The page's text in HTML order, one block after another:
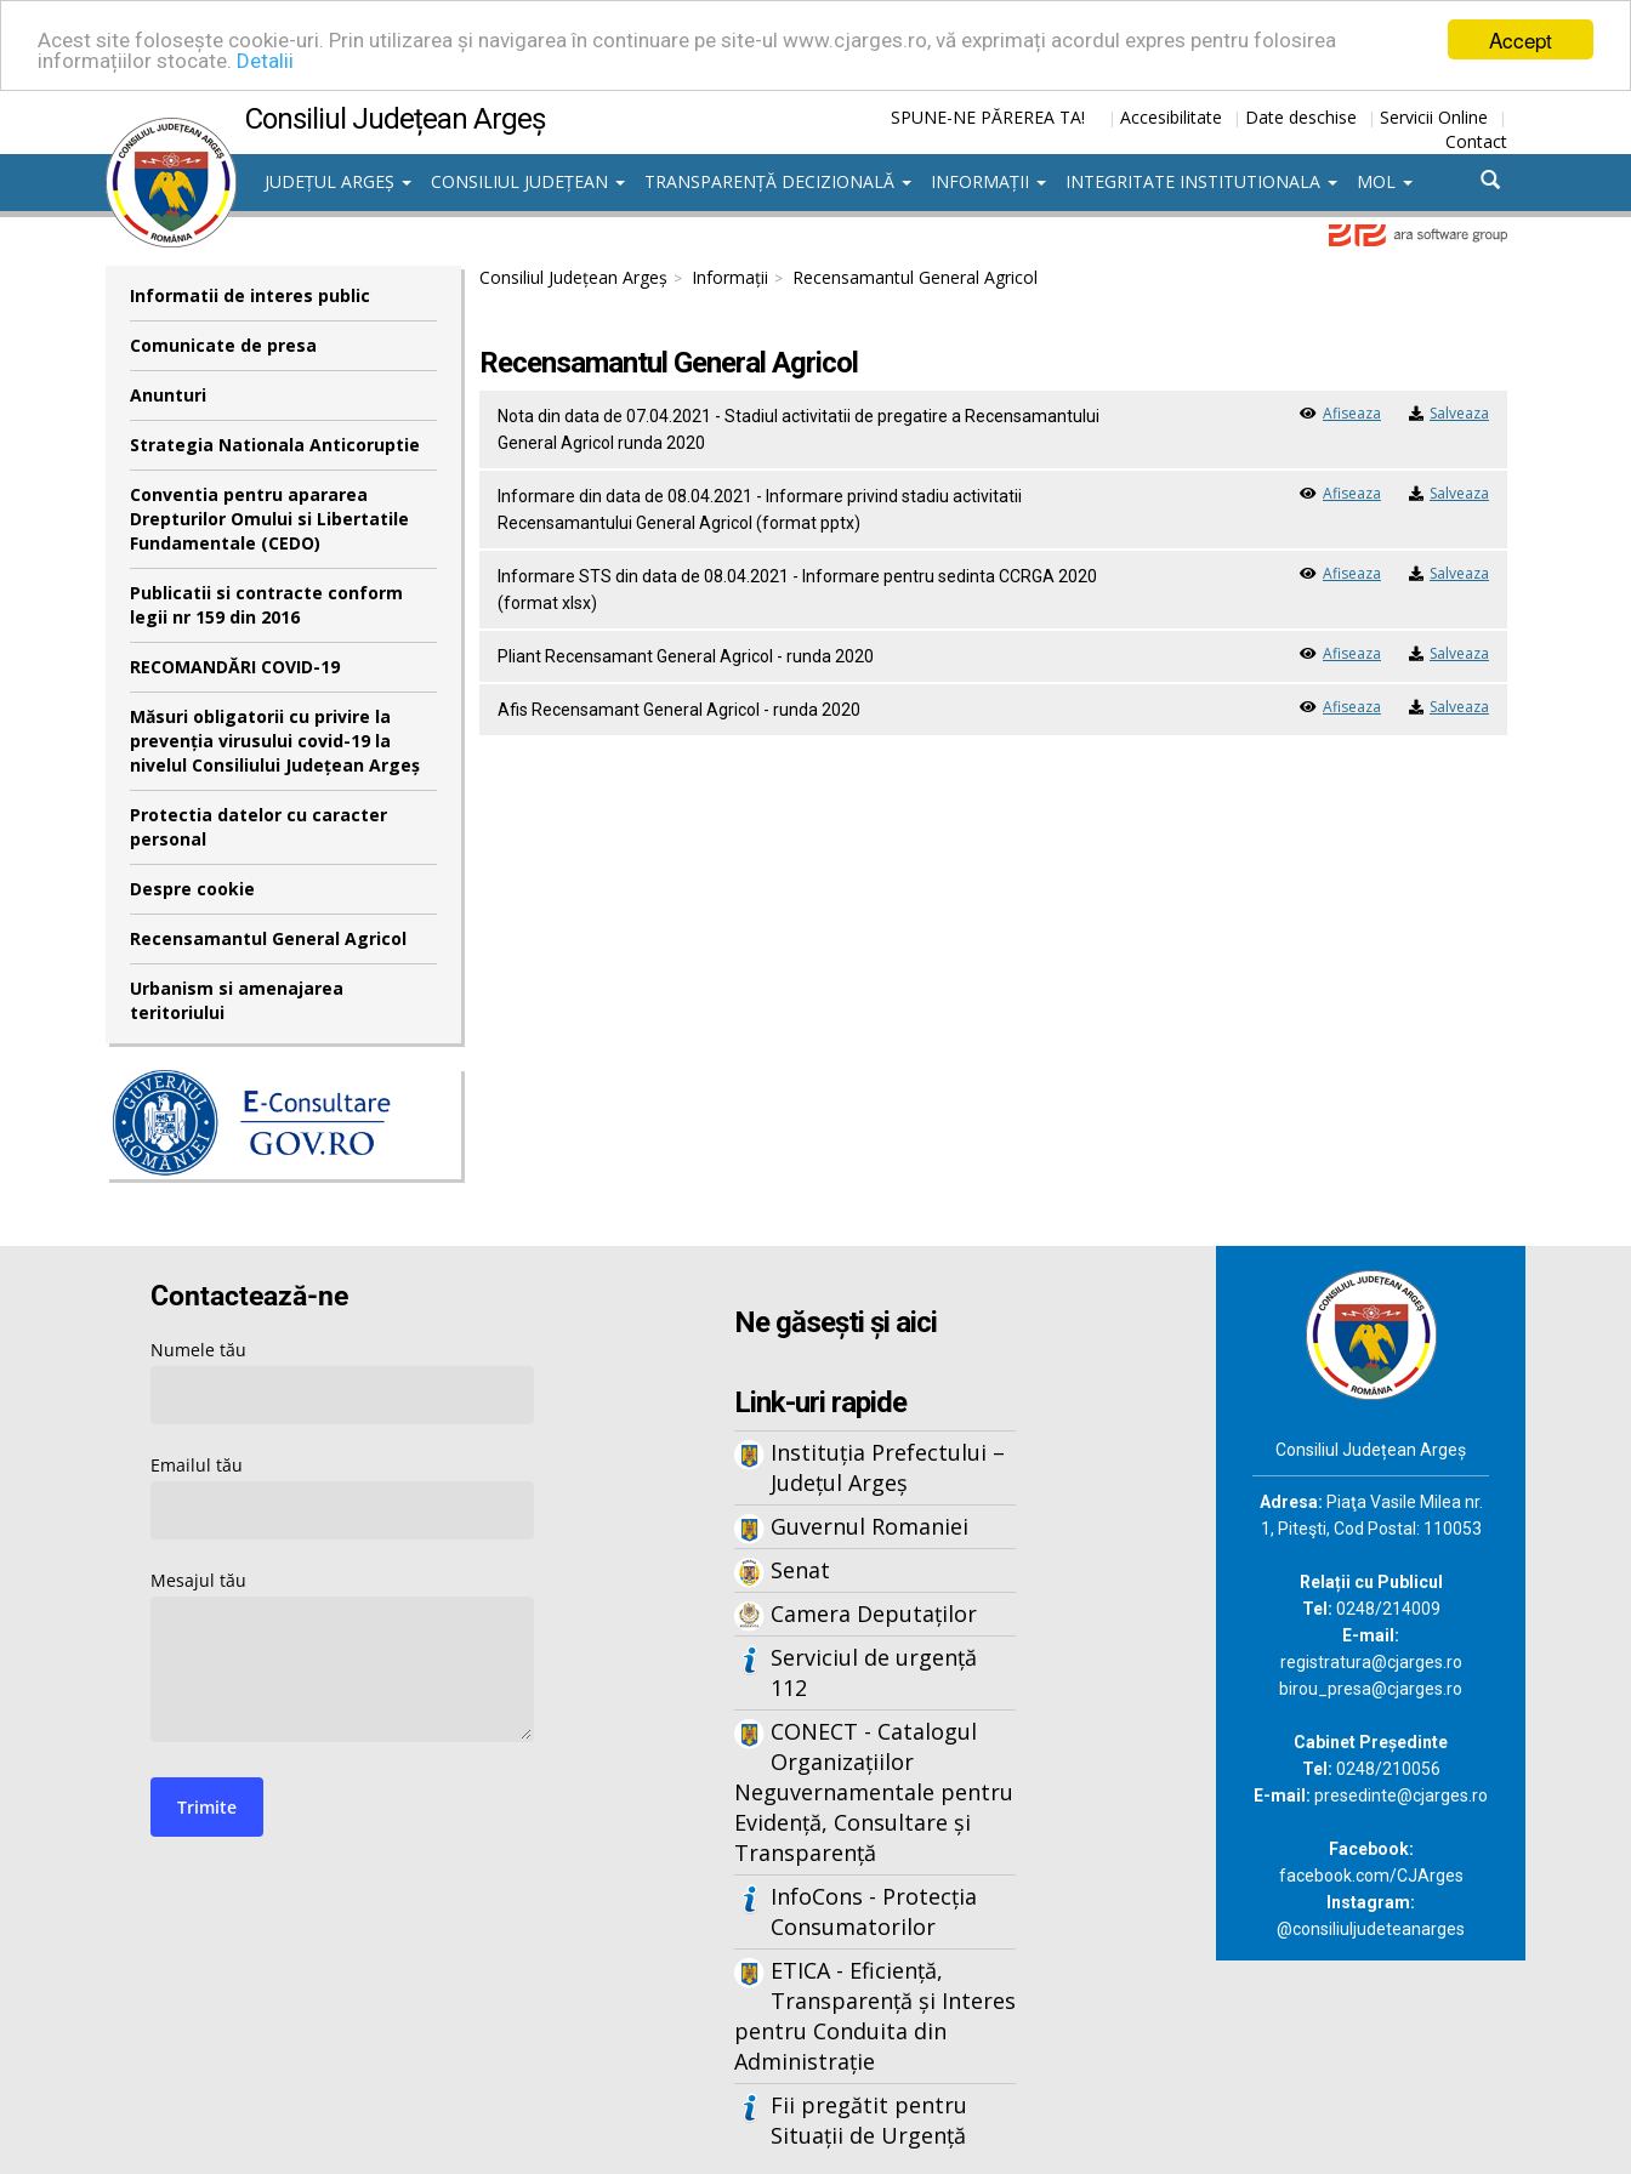
Accept
Acest site folosește cookie-uri. Prin utilizarea și navigarea în continuare pe site-ul www.cjarges.ro, vă exprimați acordul expres pentru folosirea
informațiilor stocate. Detalii
Consiliul Județean Argeș SPUNE-NE PĂREREA TA! | Accesibilitate | Date deschise | Servicii Online |
Contact
JUDEȚUL ARGEȘ
CONSILIUL JUDEȚEAN TRANSPARENȚĂ DECIZIONALĂ INFORMAȚII INTEGRITATE INSTITUTIONALA MOL
Informatii de interes public
Comunicate de presa
Anunturi
Strategia Nationala Anticoruptie
Conventia pentru apararea
Drepturilor Omului si Libertatile
Fundamentale (CEDO)
Publicatii si contracte conform
legii nr 159 din 2016
RECOMANDĂRI COVID-19
Măsuri obligatorii cu privire la
prevenția virusului covid-19 la
nivelul Consiliului Județean Argeș
Protectia datelor cu caracter
personal
Despre cookie
Recensamantul General Agricol
Urbanism si amenajarea
teritoriului
Consiliul Județean Argeș Informații Recensamantul General Agricol
Recensamantul General Agricol
Nota din data de 07.04.2021 - Stadiul activitatii de pregatire a Recensamantului
General Agricol runda 2020
Afiseaza Salveaza
Informare din data de 08.04.2021 - Informare privind stadiu activitatii
Recensamantului General Agricol (format pptx)
Afiseaza Salveaza
Informare STS din data de 08.04.2021 - Informare pentru sedinta CCRGA 2020
(format xlsx)
Afiseaza Salveaza
Pliant Recensamant General Agricol - runda 2020 Afiseaza Salveaza
Afis Recensamant General Agricol - runda 2020 Afiseaza Salveaza
Ne găsești și aici
Link-uri rapide
Instituția Prefectului –
Județul Argeș
Guvernul Romaniei
Senat
Camera Deputaților
Serviciul de urgență
112
CONECT - Catalogul
Organizațiilor
Neguvernamentale pentru
Evidență, Consultare și
Transparență
InfoCons - Protecția
Consumatorilor
ETICA - Eficiență,
Transparență și Interes
pentru Conduita din
Administrație
Fii pregătit pentru
Situații de Urgență
Consiliul Județean Argeș
Adresa: Piaţa Vasile Milea nr.
1, Piteşti, Cod Postal: 110053
Relații cu Publicul
Tel: 0248/214009
E-mail:
registratura@cjarges.ro
birou_presa@cjarges.ro
Cabinet Președinte
Tel: 0248/210056
E-mail: presedinte@cjarges.ro
Facebook:
facebook.com/CJArges
Instagram:
@consiliuljudeteanarges